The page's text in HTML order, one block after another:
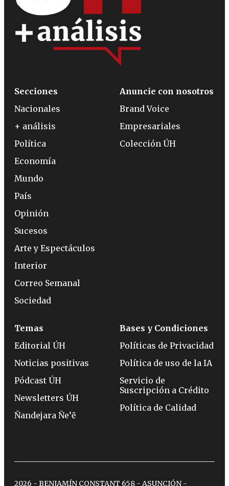
Secciones
Nacionales
+ análisis
Política
Economía
Mundo
País
Opinión
Sucesos
Arte y Espectáculos
Interior
Correo Semanal
Sociedad
Anuncie con nosotros
Brand Voice
Empresariales
Colección ÚH
Temas
Editorial ÚH
Noticias positivas
Pódcast ÚH
Newsletters ÚH
Ñandejara Ñe’ẽ
Bases y Condiciones
Políticas de Privacidad
Política de uso de la IA
Servicio de
Suscripción a Crédito
Política de Calidad
2026 - BENJAMÍN CONSTANT 658 - ASUNCIÓN -